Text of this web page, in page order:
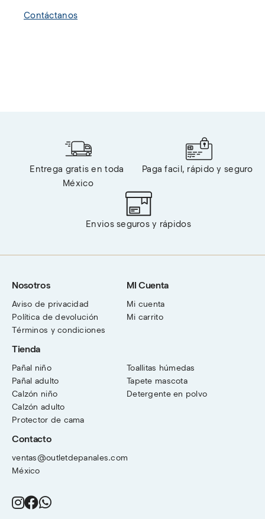
Contáctanos
Entrega gratis en toda
México
Paga facil, rápido y seguro
Envios seguros y rápidos
Nosotros
Aviso de privacidad
Política de devolución
Términos y condiciones
MI Cuenta
Mi cuenta
Mi carrito
Tienda
Pañal niño
Pañal adulto
Calzón niño
Calzón adulto
Protector de cama
Toallitas húmedas
Tapete mascota
Detergente en polvo
Contacto
ventas@outletdepanales.com
México